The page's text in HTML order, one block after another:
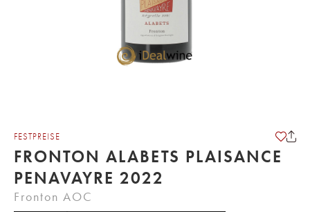
FESTPREISE
FRONTON ALABETS PLAISANCE
PENAVAYRE 2022
Fronton AOC